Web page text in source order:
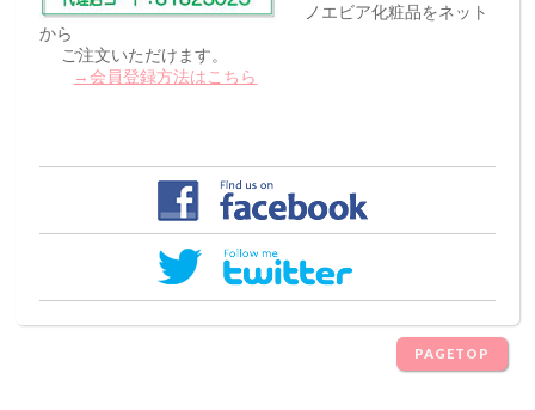
ノエビア化粧品をネット
から
ご注文いただけます。
→会員登録方法はこちら
PAGETOP